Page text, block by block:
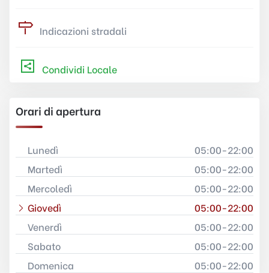
Indicazioni stradali
Condividi Locale
Orari di apertura
Lunedì
05:00-22:00
Martedì
05:00-22:00
Mercoledì
05:00-22:00
Giovedì
05:00-22:00
Venerdì
05:00-22:00
Sabato
05:00-22:00
Domenica
05:00-22:00